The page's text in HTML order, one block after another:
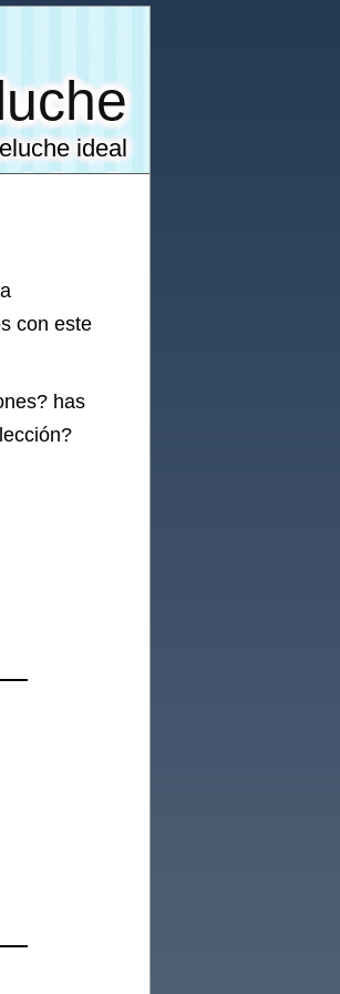
ideal
con este
has